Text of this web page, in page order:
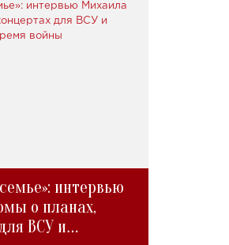
интервью
о планах,
ВСУ и